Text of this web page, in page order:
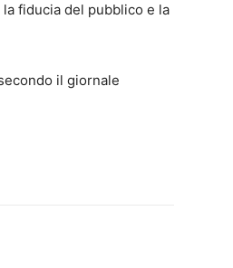
fiducia del pubblico e la
il giornale